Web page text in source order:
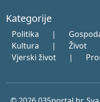
Kategorije
Politika |
Kultura
| Život
Vjerski život
|